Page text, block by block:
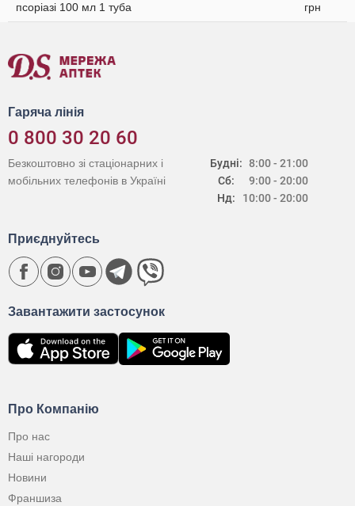
псоріазі 100 мл 1 туба
грн
Гаряча лінія
0 800 30 20 60
Будні:
Сб:
Нд:
8:00 - 21:00
9:00 - 20:00
10:00 - 20:00
Безкоштовно зі стаціонарних і
мобільних телефонів в Україні
Про Компанію
Про нас
Наші нагороди
Новини
Франшиза
Завантажити застосунок
Приєднуйтесь